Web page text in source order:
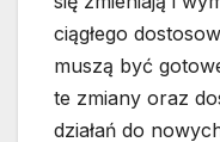
ciągłego
muszą być
te zmiany oraz
działań do